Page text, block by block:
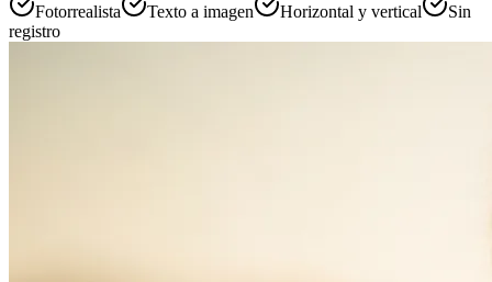
Fotorrealista Texto a imagen Horizontal y vertical
Sin
registro